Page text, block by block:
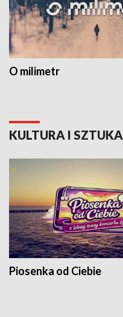
O milimetr
KULTURA I SZTUKA
Piosenka od Ciebie